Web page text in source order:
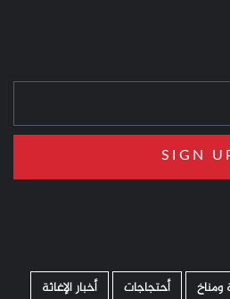
ومناخ أحتجاجات
أخبار الإغاثة